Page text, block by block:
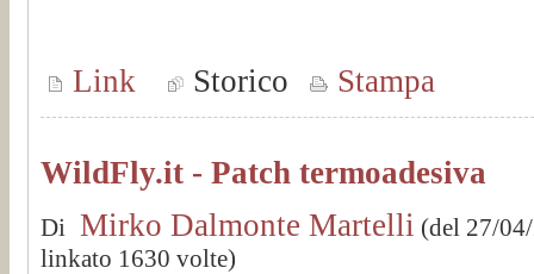
Link Storico Stampa
WildFly.it - Patch termoadesiva
Di Mirko Dalmonte Martelli (del 27/
linkato 1630 volte)